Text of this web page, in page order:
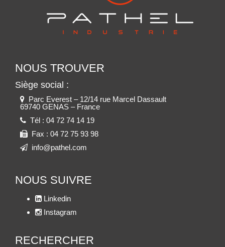
NOUS TROUVER
Siège social :
Parc Everest – 12/14 rue Marcel Dassault
69740 GENAS – France
Tél : 04 72 74 14 19
Fax : 04 72 75 93 98
info@pathel.com
NOUS SUIVRE
Linkedin
Instagram
RECHERCHER